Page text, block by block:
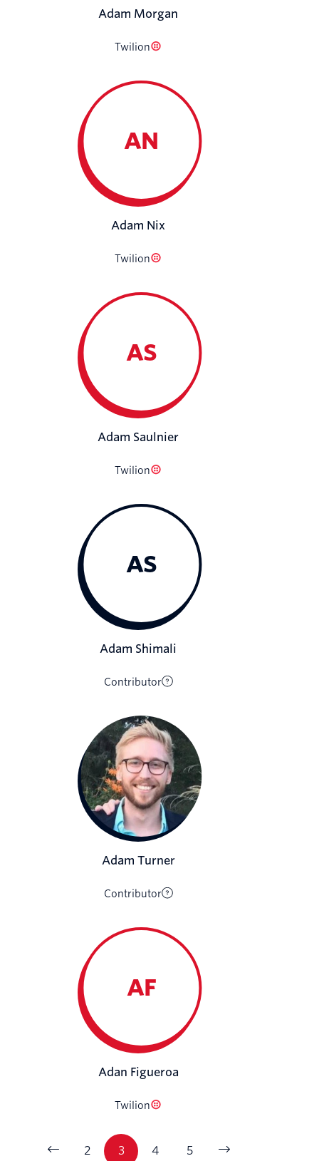
Adam Morgan
Twilion
AN
Adam Nix
Twilion
AS
Adam Saulnier
Twilion
AS
Adam Shimali
Contributor
Adam Turner
Contributor
AF
Adan Figueroa
Twilion
2 3 4 5